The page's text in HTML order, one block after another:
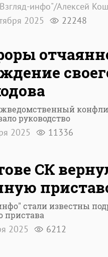
инфо"/Алексей
2025
22248
руководство
2025 11336
СК
стали известны
пристава
2025 6212